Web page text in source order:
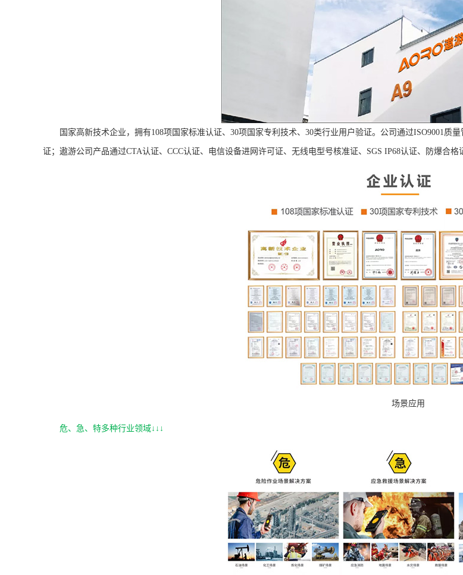
国家高新技术企业，拥有108项国家标准认证、30项国家专利技术、30类行业用户验证。公司通过ISO9001质
证；遨游公司产品通过CTA认证、CCC认证、电信设备进网许可证、无线电型号核准证、SGS IP68认证、防爆合
场景应用
危、急、特多种行业领域↓↓↓